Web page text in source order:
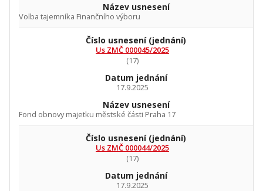
Název usnesení
Volba tajemníka Finančního výboru
Číslo usnesení(jednání)
Us ZMČ 000045/2025
(17)
Datum jednání
17.9.2025
Název usnesení
Fond obnovy majetku městské části Praha 17
Číslo usnesení(jednání)
Us ZMČ 000044/2025
(17)
Datum jednání
17.9.2025